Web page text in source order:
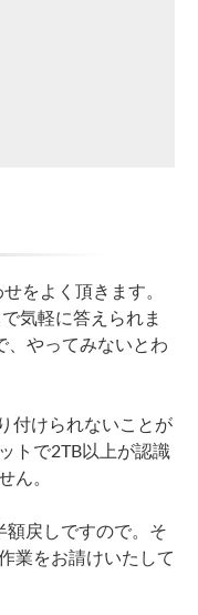
をよく頂きます。
気軽に答えられま
、やってみないとわ
付けられないことが
トで2TB以上が認識
ん。
戻しですので。そ
業をお請けいたして